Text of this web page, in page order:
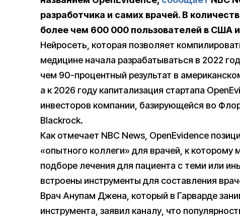
разработчика и самих врачей. В
более чем 600 000 пользователей в США
Нейросеть, которая позволяет
медицине начала разрабатываться в 2022
чем 90-процентный результат в
а к 2026 году капитализация стартапа
инвесторов компании, базирующейся во
Blackrock.
Как отмечает NBC News, OpenEvidence
«опытного коллеги» для врачей, к которому
подборе лечения для пациента с теми или
встроены инструменты для составления
Врач Анупам Джена, который в Гарварде
инструмента, заявил каналу, что